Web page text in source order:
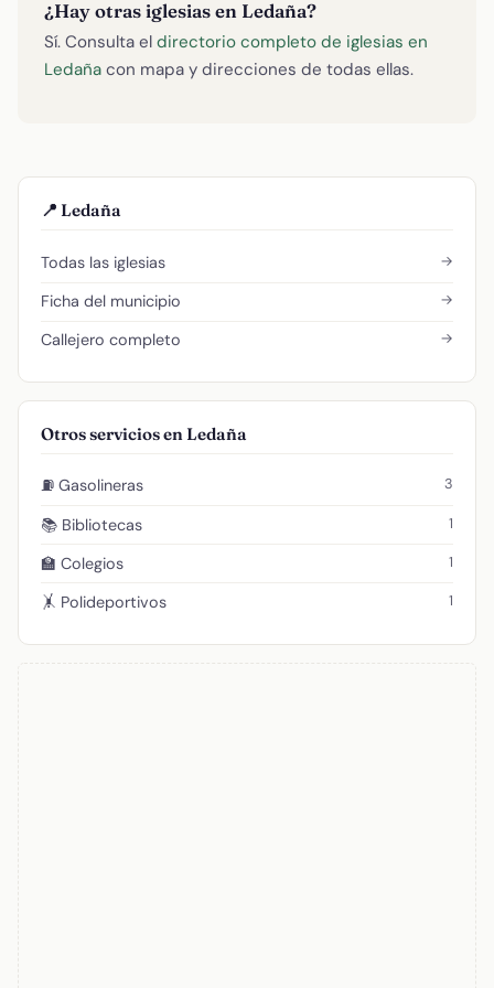
¿Hay otras iglesias en Ledaña?
Sí. Consulta el directorio completo de iglesias en
Ledaña con mapa y direcciones de todas ellas.
📍 Ledaña
Todas las iglesias →
Ficha del municipio →
Callejero completo →
Otros servicios en Ledaña
⛽ Gasolineras 3
📚 Bibliotecas 1
🏫 Colegios 1
🤸 Polideportivos 1